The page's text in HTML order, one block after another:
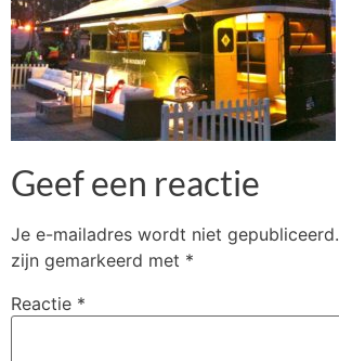
Geef een reactie
Je e-mailadres wordt niet gepubliceerd.
zijn gemarkeerd met *
Reactie *